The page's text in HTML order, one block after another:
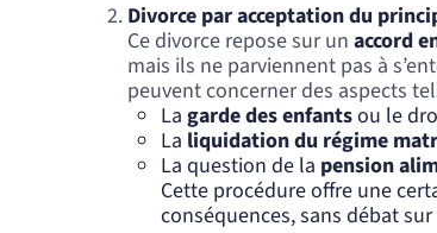
Divorce par acceptation du
Ce divorce repose sur unaccord
mais ils ne parviennent pas à
peuvent concerner des aspects
Lagarde des enfantsou le
La liquidation du régime
La question de la pension
Cette procédure offre une
conséquences, sans débat